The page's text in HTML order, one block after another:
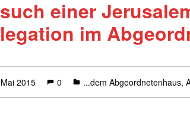
einer
im
2015 0 ...dem Abgeordnetenhaus,